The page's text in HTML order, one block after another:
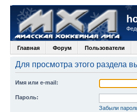
Главная Форум Пользователи
Для просмотра этого раздела
Имя или e-mail:
Пароль:
Забыли